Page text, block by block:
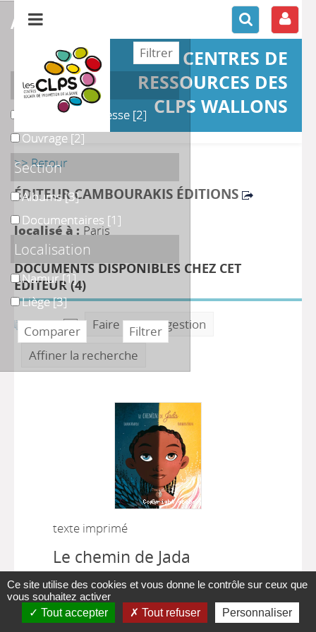
CENTRES DE
RESSOURCES DES
CLPS WALLONS
>> Retour
ÉDITEUR CAMBOURAKIS ÉDITIONS
localisé à : Paris
DOCUMENTS DISPONIBLES CHEZ CET
ÉDITEUR (4)
Faire une suggestion
Affiner la recherche
texte imprimé
Le chemin de Jada
Laura Nsafou, Auteur ;Barbara Brun,
Auteur|Paris [France] : Cambourakis
éditions| 2020
affiner ou comparer
Support
Littérature jeunesse
Littérature jeunesse [2]
Ouvrage
Ouvrage [2]
Section
Albums
Albums[3]
Documentaires
Documentaires [1]
Localisation
Namur
Namur[1]
Liège
Liège[3]
Ce site utilise des cookies et vous donne le contrôle sur ceux que
vous souhaitez activer
Tout accepter
Tout refuser Personnaliser